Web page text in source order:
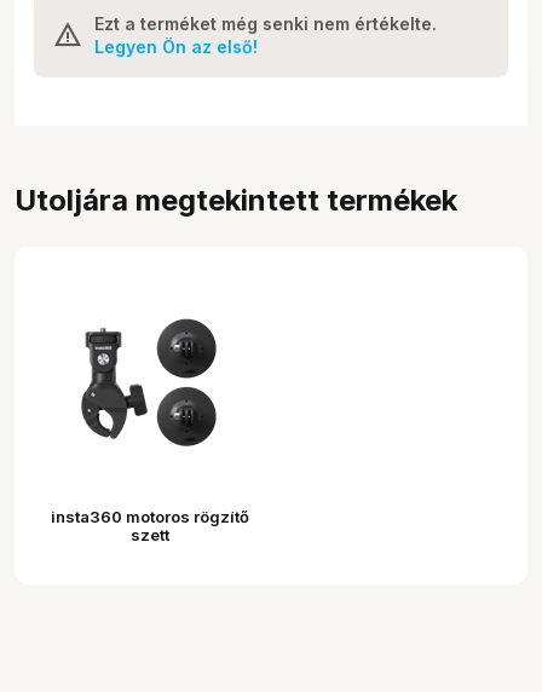
Ezt a terméket még senki nem értékelte.
Legyen Ön az első!
Utoljára megtekintett termékek
insta360 motoros rögzítő
szett